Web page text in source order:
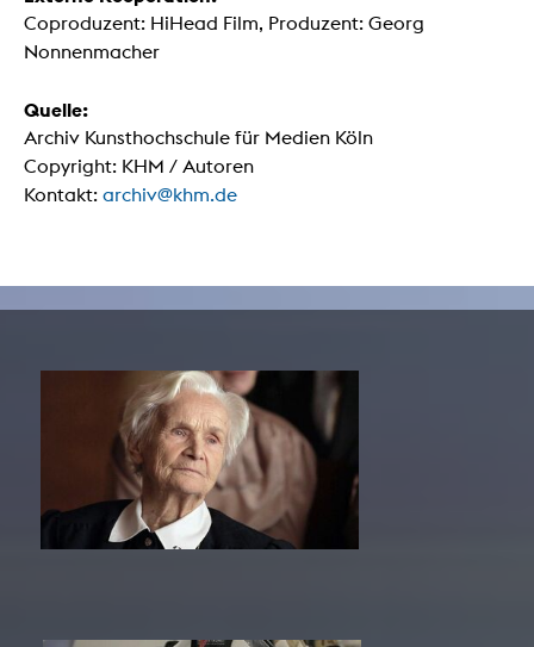
Coproduzent: HiHead Film, Produzent: Georg
Nonnenmacher
Quelle:
Archiv Kunsthochschule für Medien Köln
Copyright: KHM / Autoren
Kontakt: archiv@khm.de